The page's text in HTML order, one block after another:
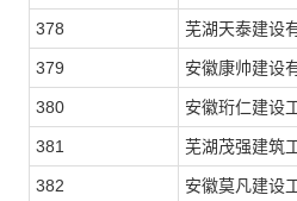
378 芜湖天泰建设
379 安徽康帅建设
380 安徽珩仁建设
381 芜湖茂强建筑
382 安徽莫凡建设